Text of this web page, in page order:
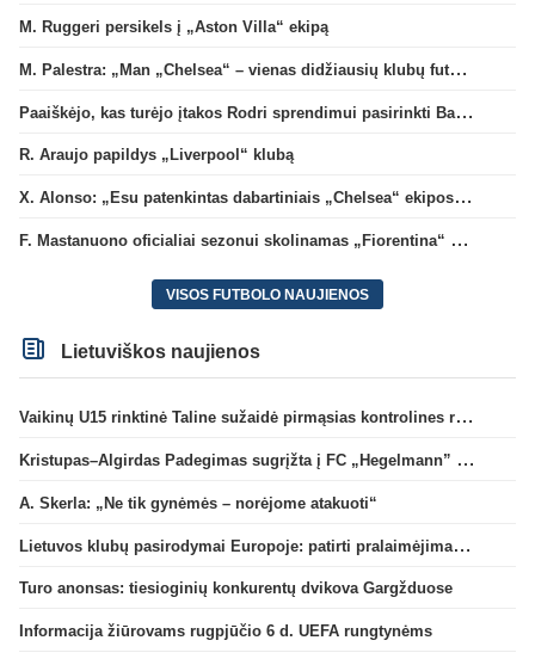
M. Ruggeri persikels į „Aston Villa“ ekipą
M. Palestra: „Man „Chelsea“ – vienas didžiausių klubų futbole“
Paaiškėjo, kas turėjo įtakos Rodri sprendimui pasirinkti Barselonos pusę
R. Araujo papildys „Liverpool“ klubą
X. Alonso: „Esu patenkintas dabartiniais „Chelsea“ ekipos vartininkais“
F. Mastanuono oficialiai sezonui skolinamas „Fiorentina“ ekipai
VISOS FUTBOLO NAUJIENOS
Lietuviškos naujienos
Vaikinų U15 rinktinė Taline sužaidė pirmąsias kontrolines rungtynes
Kristupas–Algirdas Padegimas sugrįžta į FC „Hegelmann” B sudėtį
A. Skerla: „Ne tik gynėmės – norėjome atakuoti“
Lietuvos klubų pasirodymai Europoje: patirti pralaimėjimai Kroatijos atstovams
Turo anonsas: tiesioginių konkurentų dvikova Gargžduose
Informacija žiūrovams rugpjūčio 6 d. UEFA rungtynėms